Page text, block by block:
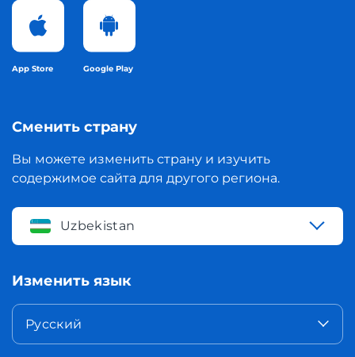
App Store Google Play
Сменить страну
Вы можете изменить страну и изучить
содержимое сайта для другого региона.
Uzbekistan
Изменить язык
Русский